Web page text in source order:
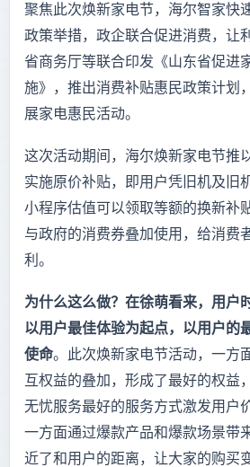
聚焦此次焕新家电节，海尔智家快
政策举措，政企联合促进消费，让
省商务厅等联合印发《山东省促进
施》，推出消费补贴惠民政策计划
展家电惠民活动。
这次活动期间，海尔焕新家电节推
实施原价补贴，即用户凭旧机及旧
小程序估值可以领取等额的换新补
与政府的消费券叠加使用，给消费
利。
为什么这么做？在徐萌看来，用户
以用户最佳体验为起点，以用户的
使命。此次焕新家电节活动，一方
互权益的叠加，形成了最好的权益
无忧服务最好的服务方式激发用户
一方面通过爆款产品和爆款场景带
近了和用户的距离，让大家的购买